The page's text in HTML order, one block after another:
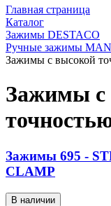
Главная страница
Каталог
Зажимы DESTACO
Ручные зажимы
Зажимы с высокой
Зажимы с
Зажимы 695 -
CLAMP
В наличии